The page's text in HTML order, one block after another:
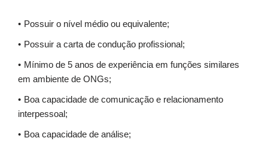
Possuir o nível médio ou equivalente;
Possuir a carta de condução profissional;
Mínimo de 5 anos de experiência em funções similares
em ambiente de ONGs;
Boa capacidade de comunicação e relacionamento
interpessoal;
Boa capacidade de análise;